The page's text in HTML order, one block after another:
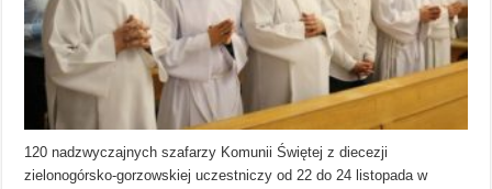
120 nadzwyczajnych szafarzy Komunii Świętej z diecezji
zielonogórsko-gorzowskiej uczestniczy od 22 do 24 listopada w